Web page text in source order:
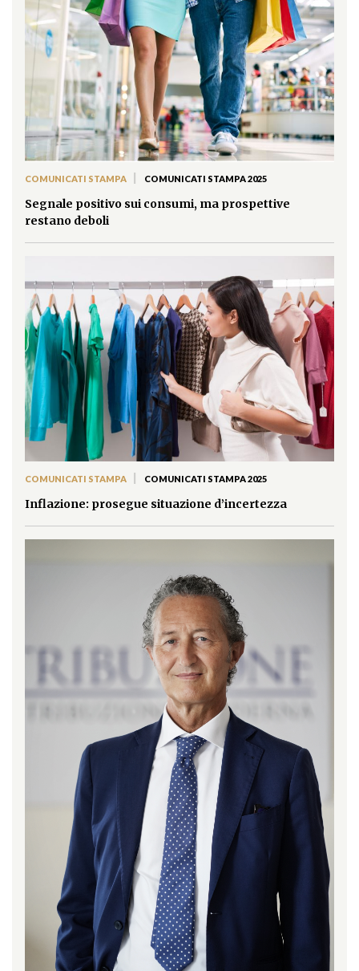
COMUNICATI STAMPA COMUNICATI STAMPA 2025
Segnale positivo sui consumi, ma prospettive
restano deboli
COMUNICATI STAMPA COMUNICATI STAMPA 2025
Inflazione: prosegue situazione d’incertezza